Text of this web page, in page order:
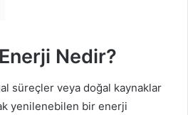
Nedir?
süreçler veya doğal kaynaklar
yenilenebilen bir enerji